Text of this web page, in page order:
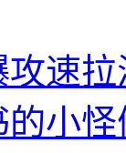
速
的小怪